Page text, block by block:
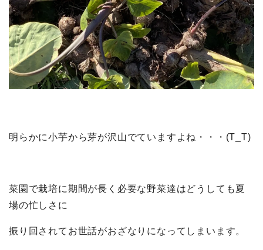
明らかに小芋から芽が沢山でていますよね・・・(T_T)
菜園で栽培に期間が長く必要な野菜達はどうしても夏
場の忙しさに
振り回されてお世話がおざなりになってしまいます。